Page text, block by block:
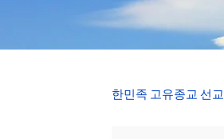
한민족 고유종교 선교